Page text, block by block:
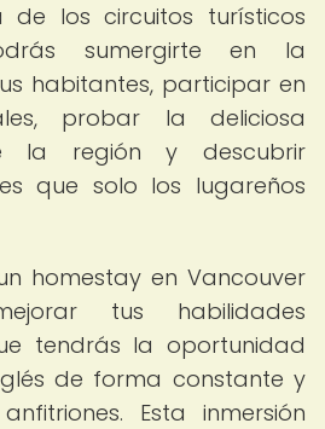
de los circuitos turísticos
sumergirte en la
habitantes, participar en
probar la deliciosa
la región y descubrir
que solo los lugareños
homestay en Vancouver
tus habilidades
tendrás la oportunidad
de forma constante y
Esta inmersión